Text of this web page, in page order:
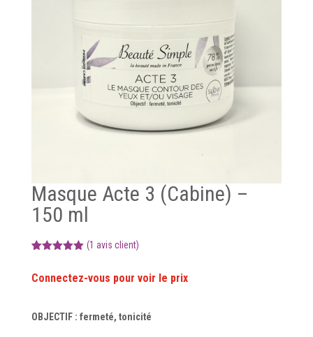
Masque Acte 3 (Cabine) –
150 ml
basé sur
(1 avis client)
OBJECTIF : fermeté, tonicité